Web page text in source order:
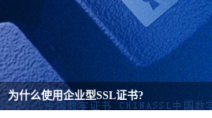
为什么使用企业型SSL证书?